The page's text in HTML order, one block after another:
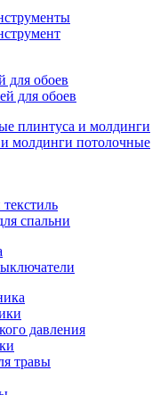
для обоев
для обоев
плинтуса и молдинги
молдинги потолочные
спальни
давления
травы